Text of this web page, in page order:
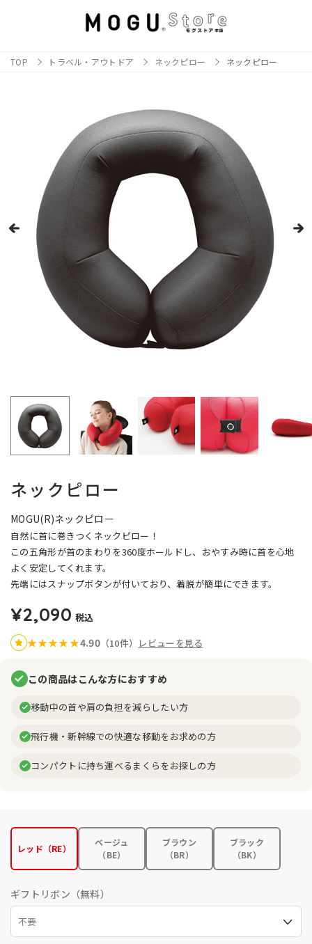
TOP トラベル・アウトドア ネックピロー ネックピロー
ネックピロー
MOGU(R)ネックピロー
自然に首に巻きつくネックピロー！
この五角形が首のまわりを360度ホールドし、おやすみ時に首を心地
よく安定してくれます。
先端にはスナップボタンが付いており、着脱が簡単にできます。
¥2,090 税込
★★★★★4.90（10件） レビューを見る
この商品はこんな方におすすめ
移動中の首や肩の負担を減らしたい方
飛行機・新幹線での快適な移動をお求めの方
コンパクトに持ち運べるまくらをお探しの方
レッド（RE）
ベージュ
（BE）
ブラウン
（BR）
ブラック
（BK）
ギフトリボン（無料）